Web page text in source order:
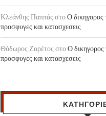
Κλεάνθης Παππάς στοΟ δικηγορος
προσφυγες και κατασχεσεις
Θόδωρος Ζαρέτος στοΟ δικηγορος
προσφυγες και κατασχεσεις